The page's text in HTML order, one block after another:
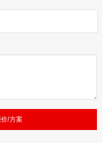
/方案